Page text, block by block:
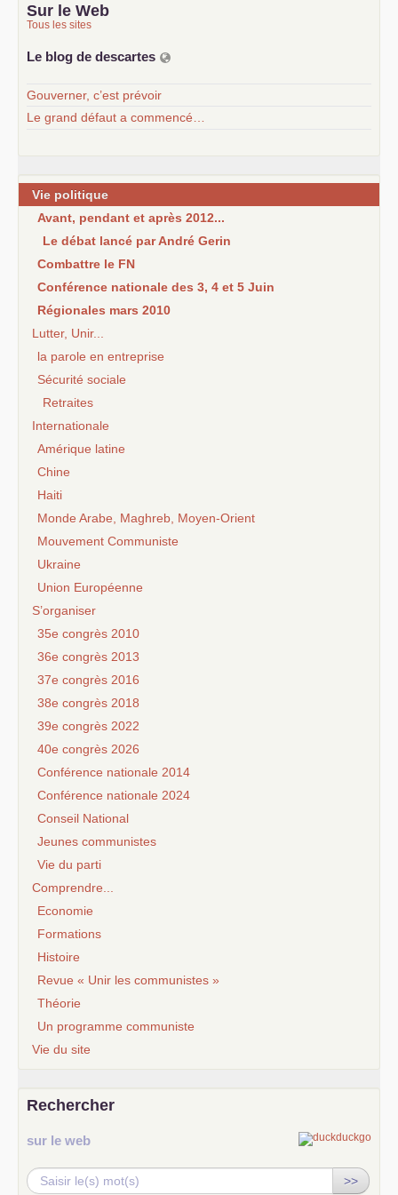
Sur le Web
Tous les sites
Le blog de descartes
Gouverner, c’est prévoir
Le grand défaut a commencé…
Vie politique
Avant, pendant et après 2012...
Le débat lancé par André Gerin
Combattre le FN
Conférence nationale des 3, 4 et 5 Juin
Régionales mars 2010
Lutter, Unir...
la parole en entreprise
Sécurité sociale
Retraites
Internationale
Amérique latine
Chine
Haiti
Monde Arabe, Maghreb, Moyen-Orient
Mouvement Communiste
Ukraine
Union Européenne
S’organiser
35e congrès 2010
36e congrès 2013
37e congrès 2016
38e congrès 2018
39e congrès 2022
40e congrès 2026
Conférence nationale 2014
Conférence nationale 2024
Conseil National
Jeunes communistes
Vie du parti
Comprendre...
Economie
Formations
Histoire
Revue « Unir les communistes »
Théorie
Un programme communiste
Vie du site
Rechercher
sur le web
>>